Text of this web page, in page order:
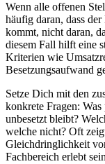
Wenn alle offenen
häufig daran, dass
kommt, nicht daran,
diesem Fall hilft eine
Kriterien wie
Besetzungsaufwand
Setze Dich mit den
konkrete Fragen:
unbesetzt bleibt?
welche nicht? Oft
Gleichdringlichkeit
Fachbereich erlebt